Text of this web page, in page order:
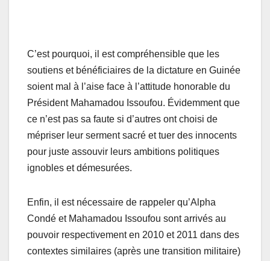
C’est pourquoi, il est compréhensible que les
soutiens et bénéficiaires de la dictature en Guinée
soient mal à l’aise face à l’attitude honorable du
Président Mahamadou Issoufou. Évidemment que
ce n’est pas sa faute si d’autres ont choisi de
mépriser leur serment sacré et tuer des innocents
pour juste assouvir leurs ambitions politiques
ignobles et démesurées.
Enfin, il est nécessaire de rappeler qu’Alpha
Condé et Mahamadou Issoufou sont arrivés au
pouvoir respectivement en 2010 et 2011 dans des
contextes similaires (après une transition militaire)